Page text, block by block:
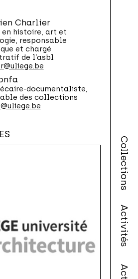
Collections
Activités
Charlier
en histoire, art et
responsable
et chargé
de l’asbl
documentaliste,
des collections